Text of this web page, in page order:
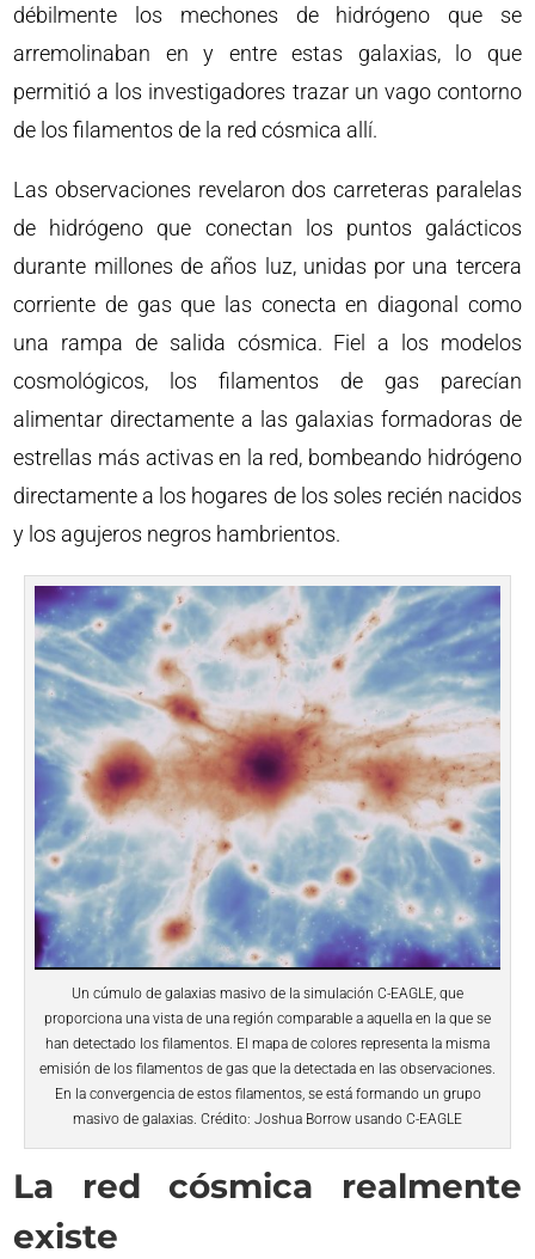
débilmente los mechones de hidrógeno que se
arremolinaban en y entre estas galaxias, lo que
permitió a los investigadores trazar un vago contorno
de los filamentos de la red cósmica allí.
Las observaciones revelaron dos carreteras paralelas
de hidrógeno que conectan los puntos galácticos
durante millones de años luz, unidas por una tercera
corriente de gas que las conecta en diagonal como
una rampa de salida cósmica. Fiel a los modelos
cosmológicos, los filamentos de gas parecían
alimentar directamente a las galaxias formadoras de
estrellas más activas en la red, bombeando hidrógeno
directamente a los hogares de los soles recién nacidos
y los agujeros negros hambrientos.
Un cúmulo de galaxias masivo de la simulación C-EAGLE, que
proporciona una vista de una región comparable a aquella en la que se
han detectado los filamentos. El mapa de colores representa la misma
emisión de los filamentos de gas que la detectada en las observaciones.
En la convergencia de estos filamentos, se está formando un grupo
masivo de galaxias. Crédito: Joshua Borrow usando C-EAGLE
La red cósmica realmente
existe